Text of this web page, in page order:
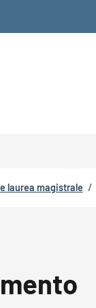
laurea magistrale /